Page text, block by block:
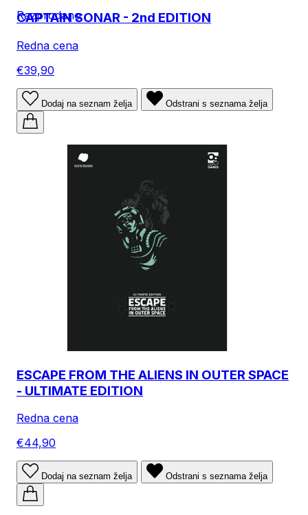
Razprodano
CAPTAIN SONAR - 2nd EDITION
Redna cena
€39,90
Dodaj na seznam želja Odstrani s seznama želja
ESCAPE FROM THE ALIENS IN OUTER SPACE
- ULTIMATE EDITION
Redna cena
€44,90
Dodaj na seznam želja Odstrani s seznama želja